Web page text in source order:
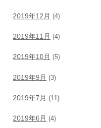
2019年12月 (4)
2019年11月 (4)
2019年10月 (5)
2019年9月 (3)
2019年7月 (11)
2019年6月 (4)